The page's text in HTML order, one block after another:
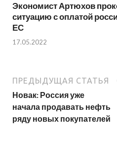
Экономист Артюхов
ситуацию с оплатой
ЕС
17.05.2022
ПРЕДЫДУЩАЯ СТАТЬЯ
Новак: Россия уже
начала продавать нефть
ряду новых покупателей